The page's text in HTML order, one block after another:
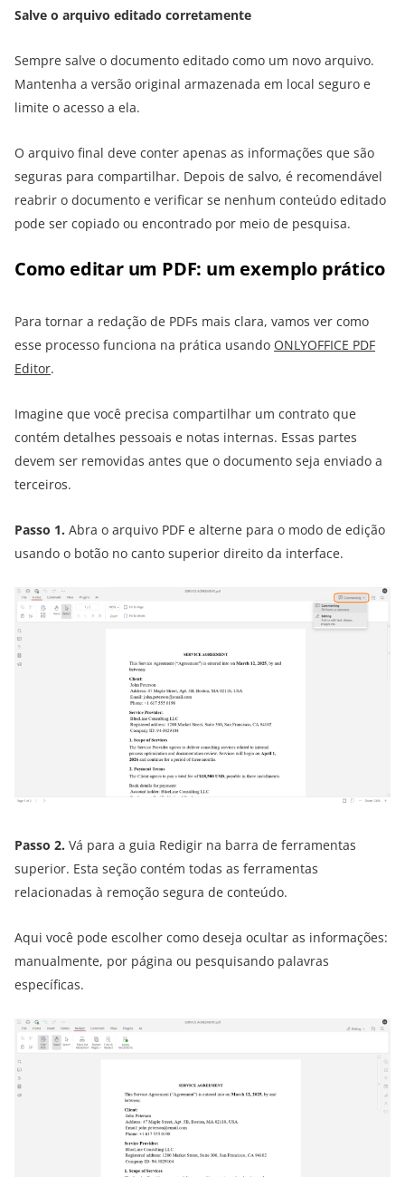
Salve o arquivo editado corretamente
Sempre salve o documento editado como um novo arquivo.
Mantenha a versão original armazenada em local seguro e
limite o acesso a ela.
O arquivo final deve conter apenas as informações que são
seguras para compartilhar. Depois de salvo, é recomendável
reabrir o documento e verificar se nenhum conteúdo editado
pode ser copiado ou encontrado por meio de pesquisa.
Como editar um PDF: um exemplo prático
Para tornar a redação de PDFs mais clara, vamos ver como
esse processo funciona na prática usando ONLYOFFICE PDF
Editor.
Imagine que você precisa compartilhar um contrato que
contém detalhes pessoais e notas internas. Essas partes
devem ser removidas antes que o documento seja enviado a
terceiros.
Passo 1. Abra o arquivo PDF e alterne para o modo de edição
usando o botão no canto superior direito da interface.
Passo 2. Vá para a guia Redigir na barra de ferramentas
superior. Esta seção contém todas as ferramentas
relacionadas à remoção segura de conteúdo.
Aqui você pode escolher como deseja ocultar as informações:
manualmente, por página ou pesquisando palavras
específicas.